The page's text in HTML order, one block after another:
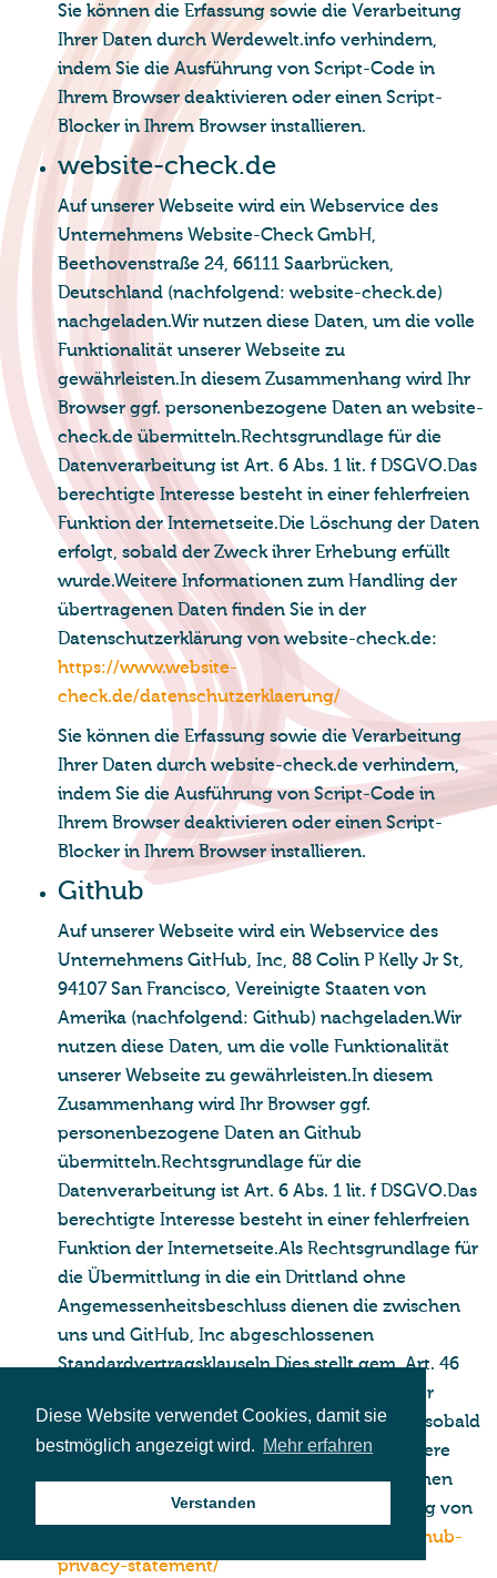
Diese Website verwendet Cookies, damit sie
bestmöglich angezeigt wird. Mehr erfahren
Verstanden
Sie können die Erfassung sowie die Verarbeitung
Ihrer Daten durch Werdewelt.info verhindern,
indem Sie die Ausführung von Script-Code in
Ihrem Browser deaktivieren oder einen Script-
Blocker in Ihrem Browser installieren.
web­site-check.de
Auf unserer Webseite wird ein Webservice des
Unternehmens Website-Check GmbH,
Beethovenstraße 24, 66111 Saarbrücken,
Deutschland (nachfolgend: website-check.de)
nachgeladen.Wir nutzen diese Daten, um die volle
Funktionalität unserer Webseite zu
gewährleisten.In diesem Zusammenhang wird Ihr
Browser ggf. personenbezogene Daten an website-
check.de übermitteln.Rechtsgrundlage für die
Datenverarbeitung ist Art. 6 Abs. 1 lit. f DSGVO.Das
berechtigte Interesse besteht in einer fehlerfreien
Funktion der Internetseite.Die Löschung der Daten
erfolgt, sobald der Zweck ihrer Erhebung erfüllt
wurde.Weitere Informationen zum Handling der
übertragenen Daten finden Sie in der
Datenschutzerklärung von website-check.de:
https://www.website-
check.de/datenschutzerklaerung/
Sie können die Erfassung sowie die Verarbeitung
Ihrer Daten durch website-check.de verhindern,
indem Sie die Ausführung von Script-Code in
Ihrem Browser deaktivieren oder einen Script-
Blocker in Ihrem Browser installieren.
Git­hub
Auf unserer Webseite wird ein Webservice des
Unternehmens GitHub, Inc, 88 Colin P Kelly Jr St,
94107 San Francisco, Vereinigte Staaten von
Amerika (nachfolgend: Github) nachgeladen.Wir
nutzen diese Daten, um die volle Funktionalität
unserer Webseite zu gewährleisten.In diesem
Zusammenhang wird Ihr Browser ggf.
personenbezogene Daten an Github
übermitteln.Rechtsgrundlage für die
Datenverarbeitung ist Art. 6 Abs. 1 lit. f DSGVO.Das
berechtigte Interesse besteht in einer fehlerfreien
Funktion der Internetseite.Als Rechtsgrundlage für
die Übermittlung in die ein Drittland ohne
Angemessenheitsbeschluss dienen die zwischen
uns und GitHub, Inc abgeschlossenen
Standardvertragsklauseln.Dies stellt gem. Art. 46
DSGVO eine geeignete Garantie im Sinne der
DSGVO dar.Die Löschung der Daten erfolgt, sobald
der Zweck ihrer Erhebung erfüllt wurde.Weitere
Informationen zum Handling der übertragenen
Daten finden Sie in der Datenschutzerklärung von
https://help.github.com/articles/github-
privacy-statement/